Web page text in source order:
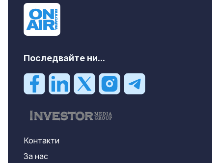
Последвайте ни...
Контакти
За нас